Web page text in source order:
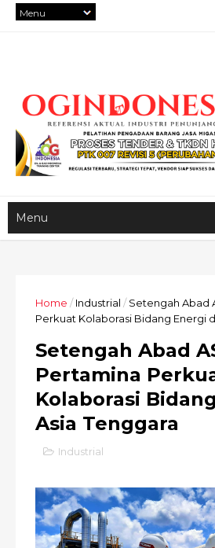
Home / Industrial / Setengah Abad
Perkuat Kolaborasi Bidang Energi
Setengah Abad
Pertamina
Kolaborasi
Asia Tenggara
Industrial